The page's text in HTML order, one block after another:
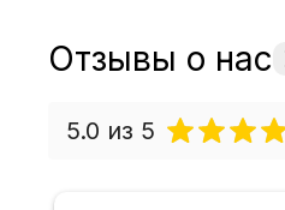
Отзывы о нас
5.0 из 5